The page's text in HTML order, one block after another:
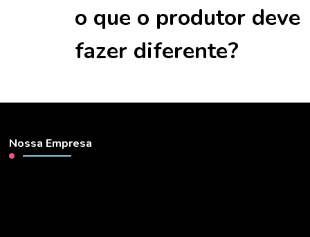
o que o produtor deve
fazer diferente?
Nossa Empresa